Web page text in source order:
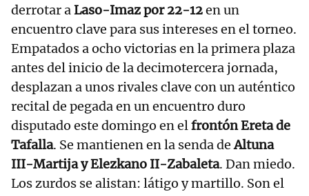
derrotar aLaso-Imaz por 22-12en un
encuentro clave para sus intereses en el torneo.
Empatados a ocho victorias en la primera plaza
antes del inicio de la decimotercera jornada,
desplazan a unos rivales clave con un auténtico
recital de pegada en un encuentro duro
disputado este domingo en elfrontón Ereta de
Tafalla. Se mantienen en la senda deAltuna
III-Martija y Elezkano II-Zabaleta. Dan miedo.
Los zurdos se alistan: látigo y martillo. Son el